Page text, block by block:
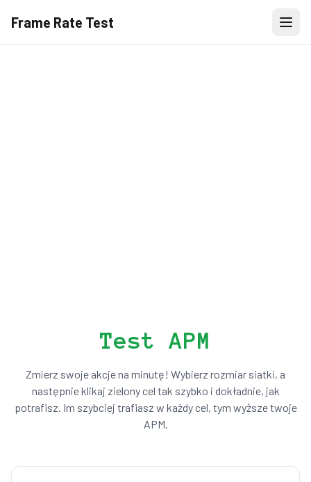
Frame Rate Test
Test APM
Zmierz swoje akcje na minutę! Wybierz rozmiar siatki, a
następnie klikaj zielony cel tak szybko i dokładnie, jak
potrafisz. Im szybciej trafiasz w każdy cel, tym wyższe twoje
APM.